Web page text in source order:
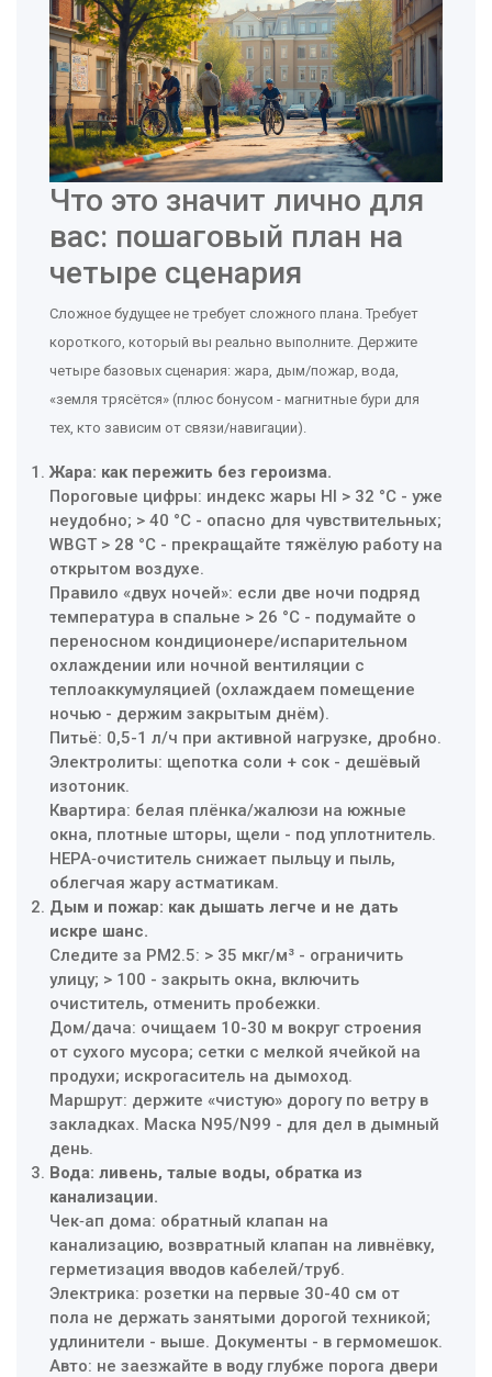
Что это значит лично для
вас: пошаговый план на
четыре сценария
Сложное будущее не требует сложного плана. Требует
короткого, который вы реально выполните. Держите
четыре базовых сценария: жара, дым/пожар, вода,
«земля трясётся» (плюс бонусом - магнитные бури для
тех, кто зависим от связи/навигации).
Жара: как пережить без героизма.
Пороговые цифры: индекс жары HI > 32 °C - уже
неудобно; > 40 °C - опасно для чувствительных;
WBGT > 28 °C - прекращайте тяжёлую работу на
открытом воздухе.
Правило «двух ночей»: если две ночи подряд
температура в спальне > 26 °C - подумайте о
переносном кондиционере/испарительном
охлаждении или ночной вентиляции с
теплоаккумуляцией (охлаждаем помещение
ночью - держим закрытым днём).
Питьё: 0,5-1 л/ч при активной нагрузке, дробно.
Электролиты: щепотка соли + сок - дешёвый
изотоник.
Квартира: белая плёнка/жалюзи на южные
окна, плотные шторы, щели - под уплотнитель.
HEPA‑очиститель снижает пыльцу и пыль,
облегчая жару астматикам.
Дым и пожар: как дышать легче и не дать
искре шанс.
Следите за PM2.5: > 35 мкг/м³ - ограничить
улицу; > 100 - закрыть окна, включить
очиститель, отменить пробежки.
Дом/дача: очищаем 10-30 м вокруг строения
от сухого мусора; сетки с мелкой ячейкой на
продухи; искрогаситель на дымоход.
Маршрут: держите «чистую» дорогу по ветру в
закладках. Маска N95/N99 - для дел в дымный
день.
Вода: ливень, талые воды, обратка из
канализации.
Чек‑ап дома: обратный клапан на
канализацию, возвратный клапан на ливнёвку,
герметизация вводов кабелей/труб.
Электрика: розетки на первые 30-40 см от
пола не держать занятыми дорогой техникой;
удлинители - выше. Документы - в гермомешок.
Авто: не заезжайте в воду глубже порога двери